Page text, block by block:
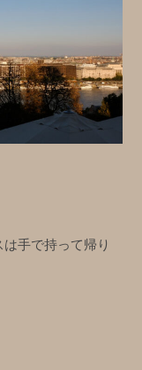
手で持って帰り